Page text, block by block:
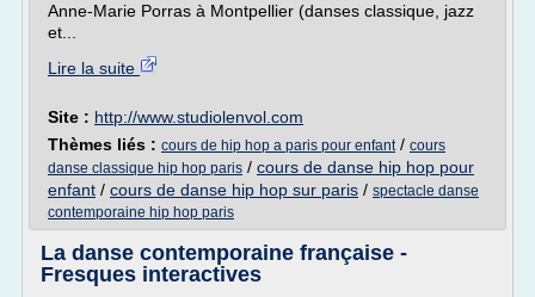
Anne-Marie Porras à Montpellier (danses classique, jazz
et...
Lire la suite
Site : http://www.studiolenvol.com
Thèmes liés : cours de hip hop a paris pour enfant/ cours
danse classique hip hop paris / cours de danse hip hop pour
enfant / cours de danse hip hop sur paris / spectacle danse
contemporaine hip hop paris
La danse contemporaine française -
Fresques interactives